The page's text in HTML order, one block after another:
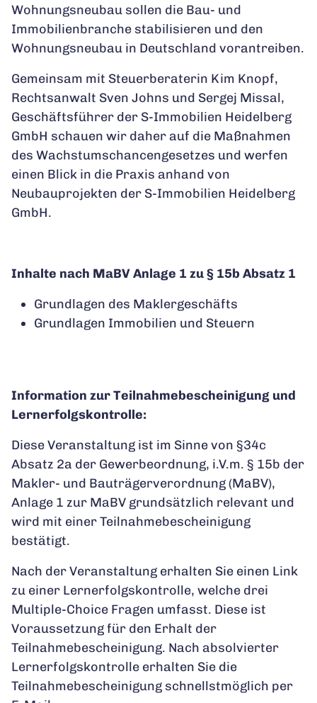
Wohnungsneubau sollen die Bau- und
Immobilienbranche stabilisieren und den
Wohnungsneubau in Deutschland vorantreiben.
Gemeinsam mit Steuerberaterin Kim Knopf,
Rechtsanwalt Sven Johns und Sergej Missal,
Geschäftsführer der S-Immobilien Heidelberg
GmbH schauen wir daher auf die Maßnahmen
des Wachstumschancengesetzes und werfen
einen Blick in die Praxis anhand von
Neubauprojekten der S-Immobilien Heidelberg
GmbH.
Inhalte nach MaBV Anlage 1 zu § 15b Absatz 1
Grundlagen des Maklergeschäfts
Grundlagen Immobilien und Steuern
Information zur Teilnahmebescheinigung und
Lernerfolgskontrolle:
Diese Veranstaltung ist im Sinne von §34c
Absatz 2a der Gewerbeordnung, i.V.m. § 15b der
Makler- und Bauträgerverordnung (MaBV),
Anlage 1 zur MaBV grundsätzlich relevant und
wird mit einer Teilnahmebescheinigung
bestätigt.
Nach der Veranstaltung erhalten Sie einen Link
zu einer Lernerfolgskontrolle, welche drei
Multiple-Choice Fragen umfasst. Diese ist
Voraussetzung für den Erhalt der
Teilnahmebescheinigung. Nach absolvierter
Lernerfolgskontrolle erhalten Sie die
Teilnahmebescheinigung schnellstmöglich per